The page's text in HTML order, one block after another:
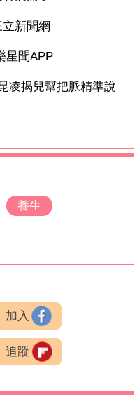
新聞網
星聞APP
凌揭兒幫把脈精準說
養生
加入
追蹤